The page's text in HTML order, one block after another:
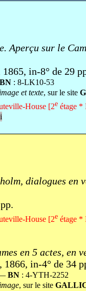
Aperçu sur le
in-8° de 29
BN: 8-LK10-53
et texte, sur le site
House [2eétage *
dialogues en
House [2eétage *
en 5 actes, en
in-4° de 34
BN: 4-YTH-2252
, sur le site